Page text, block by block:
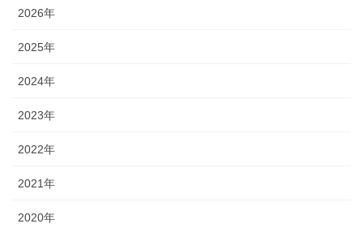
2026年
2025年
2024年
2023年
2022年
2021年
2020年